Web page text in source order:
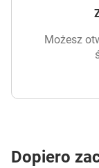
Możesz
Dopiero